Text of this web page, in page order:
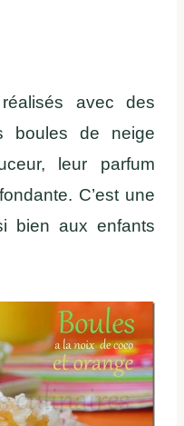
avec des
boules de neige
leur parfum
C’est une
bien aux enfants